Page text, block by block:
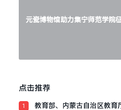
元瓷博物馆助力集宁师范学院
点击推荐
1 教育部、内蒙古自治区教育